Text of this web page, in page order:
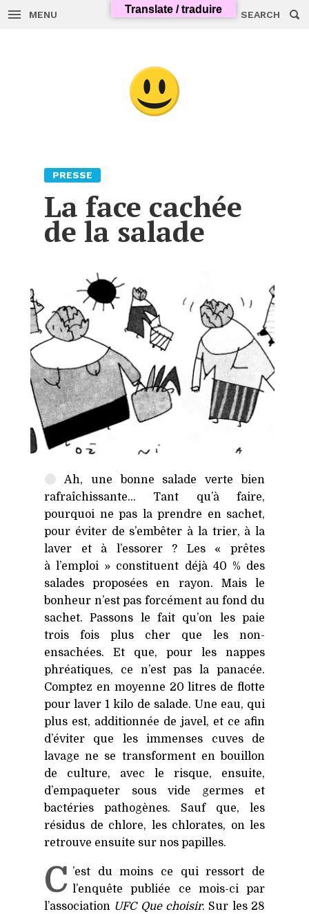
MENU SEARCH
PRESSE
La face cachée
de la salade
Ah, une bonne salade verte bien
rafraîchissante… Tant qu’à faire,
pourquoi ne pas la prendre en sachet,
pour éviter de s’embêter à la trier, à la
laver et à l’essorer ? Les « prêtes
à l’emploi » constituent déjà 40 % des
salades proposées en rayon. Mais le
bonheur n’est pas forcément au fond du
sachet. Passons le fait qu’on les paie
trois fois plus cher que les non-
ensachées. Et que, pour les nappes
phréatiques, ce n’est pas la panacée.
Comptez en moyenne 20 litres de flotte
pour laver 1 kilo de salade. Une eau, qui
plus est, additionnée de javel, et ce afin
d’éviter que les immenses cuves de
lavage ne se transforment en bouillon
de culture, avec le risque, ensuite,
d’empaqueter sous vide germes et
bactéries pathogènes. Sauf que, les
résidus de chlore, les chlorates, on les
retrouve ensuite sur nos papilles.
C ’est du moins ce qui ressort de
l’enquête publiée ce mois-ci par
l’association UFCQue choisir. Sur les 28
Translate / traduire